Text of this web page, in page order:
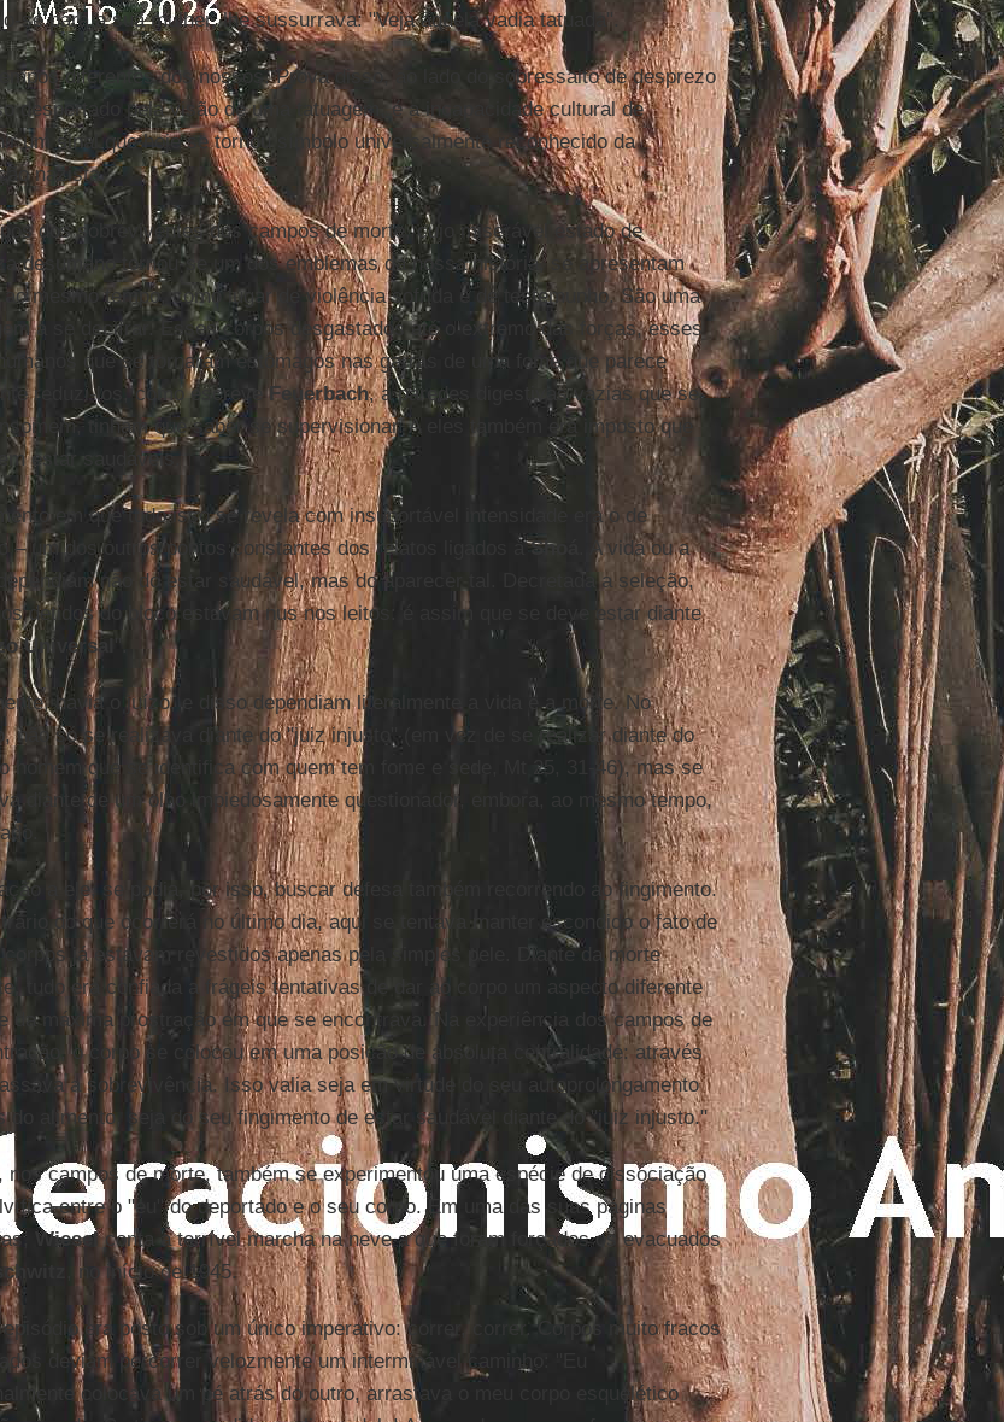
se para a sua mulher, lhe sussurrava: "Veja aquela vadia tatuada".
diferentes dos nossos. Prova disso, ao lado do sobressalto de desprezo
despertado pela visão de uma tatuagem, é a incapacidade cultural de
um sinal que hoje se tornou símbolo universalmente reconhecido da
nazista.
dos sobreviventes dos campos de morte, cujo miserável estado de
desumano tornou-se um dos emblemas da nossa história, se apresentam
mesmo tempo, como lugar de violência sofrida e de testemunho. São uma
a se decifrar. Esses corpos desgastados até o extremo das forças, esses
que se tornaram estômagos nas garras de uma fome que parece
reduzi-los, como escreveFeuerbach, a paredes digestivas vazias que se
tinham que saber se supervisionar. A eles também era imposto que
estar saudáveis.
em que tudo isso se revela com insuportável intensidade era o de
– um dos outros pontos constantes dos relatos ligados àShoá
. A vida ou a
não do estar saudável, mas do aparecer tal. Decretada a seleção,
detidos do bloco estavam nus nos leitos: é assim que se deve estar diante
Universal
havia o juízo, e disso dependiam literalmente a vida e a morte. No
não só se realizava diante do "juiz injusto" (em vez de se realizar diante do
homem que se identifica com quem tem fome e sede, Mt 25, 31-46), mas se
diante de um olho impiedosamente questionador, embora, ao mesmo tempo,
a ele, se podia, por isso, buscar defesa também recorrendo ao fingimento.
do que ocorrerá no último dia, aqui se tentava manter escondido o fato de
corpos já estavam revestidos apenas pela simples pele. Diante da morte
tudo era confiada a frágeis tentativas de dar ao corpo um aspecto diferente
da máxima prostração em que se encontrava. Na experiência dos campos de
o corpo se colocou em uma posição de absoluta centralidade: através
a sobrevivência. Isso valia seja em virtude do seu autoprolongamento
do alimento, seja do seu fingimento de estar saudável diante do "juiz injusto."
nos campos de morte, também se experimentou uma espécie de dissociação
entre o "eu" do deportado e o seu corpo. Em uma das suas páginas
Wieselconta a terrível marcha na neve a que foram forçados os evacuados
, no início de 1945.
episódio era posto sob um único imperativo: correr, correr. Corpos muito fracos
deviam percorrer velozmente um interminável caminho: "Eu
colocava um pé atrás do outro, arrastava o meu corpo esquelético